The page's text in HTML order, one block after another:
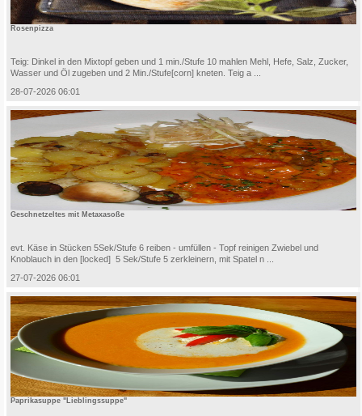
Rosenpizza
Teig: Dinkel in den Mixtopf geben und 1 min./Stufe 10 mahlen Mehl, Hefe, Salz, Zucker,
Wasser und Öl zugeben und 2 Min./Stufe[corn] kneten. Teig a ...
28-07-2026 06:01
Geschnetzeltes mit Metaxasoße
evt. Käse in Stücken 5Sek/Stufe 6 reiben - umfüllen - Topf reinigen Zwiebel und
Knoblauch in den [locked] 5 Sek/Stufe 5 zerkleinern, mit Spatel n ...
27-07-2026 06:01
Paprikasuppe "Lieblingssuppe"